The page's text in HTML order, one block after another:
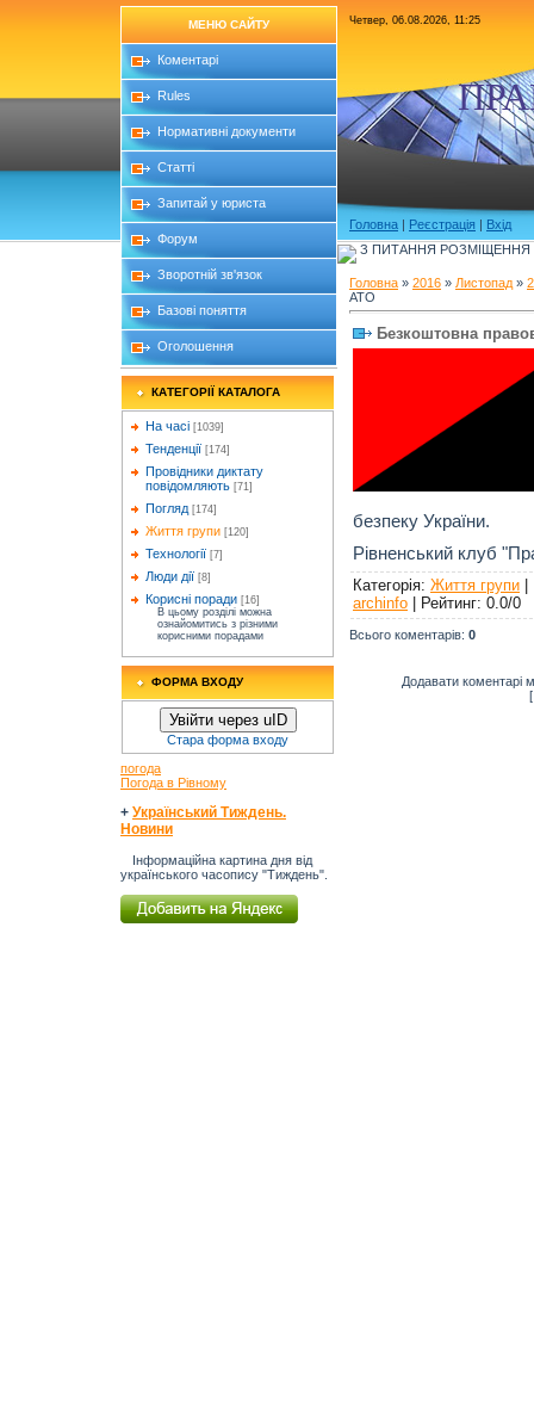
МЕНЮ САЙТУ
Коментарі
Rules
Нормативні документи
Статті
Запитай у юриста
Форум
Зворотній зв'язок
Базові поняття
Оголошення
КАТЕГОРІЇ КАТАЛОГА
На часі [1039]
Тенденції [174]
Провідники диктату
повідомляють [71]
Погляд [174]
Життя групи [120]
Технології [7]
Люди дії [8]
Корисні поради [16]
В цьому розділі можна
ознайомитись з різними
корисними порадами
ФОРМА ВХОДУ
Увійти через uID
Стара форма входу
погода
Погода в Рівному
+ Український Тиждень.
Новини
Інформаційна картина дня від
українського часопису "Тиждень".
Четвер, 06.08.2026, 11:25
Головна | Реєстрація | Вхід
З ПИТАННЯ РОЗМІЩЕННЯ
Головна » 2016 » Листопад »
АТО
Безкоштовна
безпеку України.
Рівненський клуб
Категорія: Життя групи |
archinfo | Рейтинг: 0.0/0
Всього коментарів: 0
Додавати коментарі